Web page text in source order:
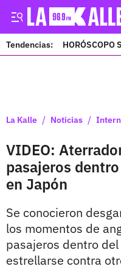
Tendencias: HORÓSCOPO
La Kalle / Noticias /
VIDEO:
pasajeros
en Japón
Se conocieron
los momentos de
pasajeros dentro
estrellarse contra